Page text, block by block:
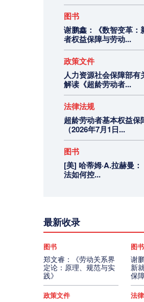
图书
谢鹏鑫：《数智变革：
者权益保障与劳动...
政策文件
人力资源社会保障部有
解读《超龄劳动者...
法律法规
超龄劳动者基本权益保
（2026年7月1日...
图书
[美] 哈蒂姆·A.拉赫曼
法如何控...
最新收录
图书
郑文睿：《劳动关系界
定论：原理、规范与实
践》
图书
谢
新
保
政策文件 法